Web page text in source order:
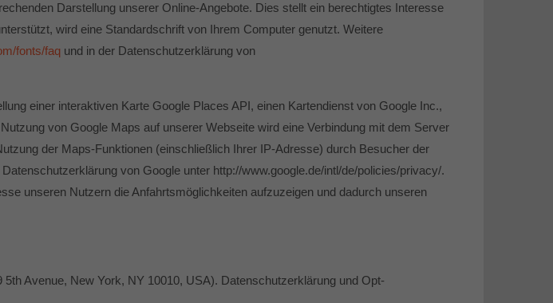
Darstellung unserer Online-Angebote. Dies stellt ein berechtigtes Interesse
wird eine Standardschrift von Ihrem Computer genutzt. Weitere
fonts/faq und in der Datenschutzerklärung von
einer interaktiven Karte Google Places API, einen Kartendienst von Google Inc.,
von Google Maps auf unserer Webseite wird eine Verbindung mit dem Server
der Maps-Funktionen (einschließlich Ihrer IP-Adresse) durch Besucher der
von Google unter http://www.google.de/intl/de/policies/privacy/.
unseren Nutzern die Anfahrtsmöglichkeiten aufzuzeigen und dadurch unseren
Avenue, New York, NY 10010, USA). Datenschutzerklärung und Opt-